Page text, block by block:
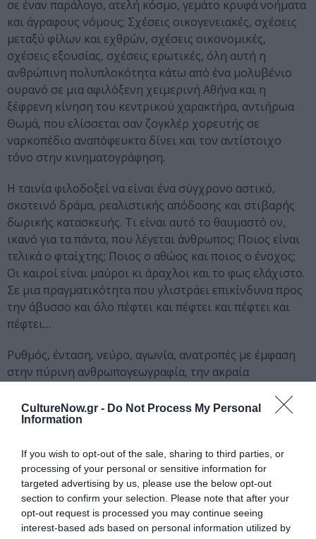
CultureNow.gr - Do Not Process My Personal
Information
If you wish to opt-out of the sale, sharing to third parties, or
processing of your personal or sensitive information for
targeted advertising by us, please use the below opt-out
section to confirm your selection. Please note that after your
opt-out request is processed you may continue seeing
interest-based ads based on personal information utilized by
σε έναν παράλογο, ατελή κόσμο, γεμάτο κρυφά νοήματα
και άγραφους νόμους; Σχέσεις οικογενειακές, σχέσεις
μεταξύ φίλων και εχθρών, σχέσεις οικονομικές,
σχέσεις εξουσίας, σχέσεις ερωτικές, όλη αυτή η
ανθρώπινη πολυπλοκότητα κάτω από ένα μολυβένιο
ουρανό σε μια αφιλόξενη χειμερινή Αθήνα και η
ξέφρενη κίνηση του κεντρικού χαρακτήρα, αντιήρωα
Θωμά, που ελίσσεται σαν ζογκλέρ χορευτής σε
ναρκοπέδιο αναπόφευκτα δίνει και τον αντίστοιχο
τόνο στην κινηματογράφηση.
Η ταινία φιλοδοξεί να είναι ένα σύγχρονο αστικό,
σκοτεινό δράμα, ρεαλιστικής απόδοσης και στιβαρής
δωρικής κατασκευής. Τι είναι αυτό το θαυμαστό ον,
ικανό για τα πάντα, που λέγεται άνθρωπος; Ποιος είναι
τελικά ο φταίχτης; Ποιος ο αθώος και ποιος ο ένοχος;
Οι καιροί είναι μαύροι κι άραχλοι και το φως ελάχιστο.
Σε μια πραγματικότητα που γλιστράει επικίνδυνα προς
την άβυσσο και όλο πέφτει και πέφτει και πέφτει και
πέφτει…
Ρυθμός, ένταση, νεύρο, αγωνία, ανατροπές με έμφαση
στην πύρινη ανθρωπογεωγραφία, την ακραία
συγκινησιακά τερτίπια, ηθικολογία και διδακτισμό, με
φόντο τη βουή της πόλης, ο καταιγιστικά βίαιος λόγος
ήχους του μουσικού score σε ένα δημιουργικό πάρε-
δώσε με στόχο την οριστική ολοκλήρωση της μινόρε
αποπνικτικής ατμόσφαιρας του έργου.
-Γιάννης Οικονομίδης